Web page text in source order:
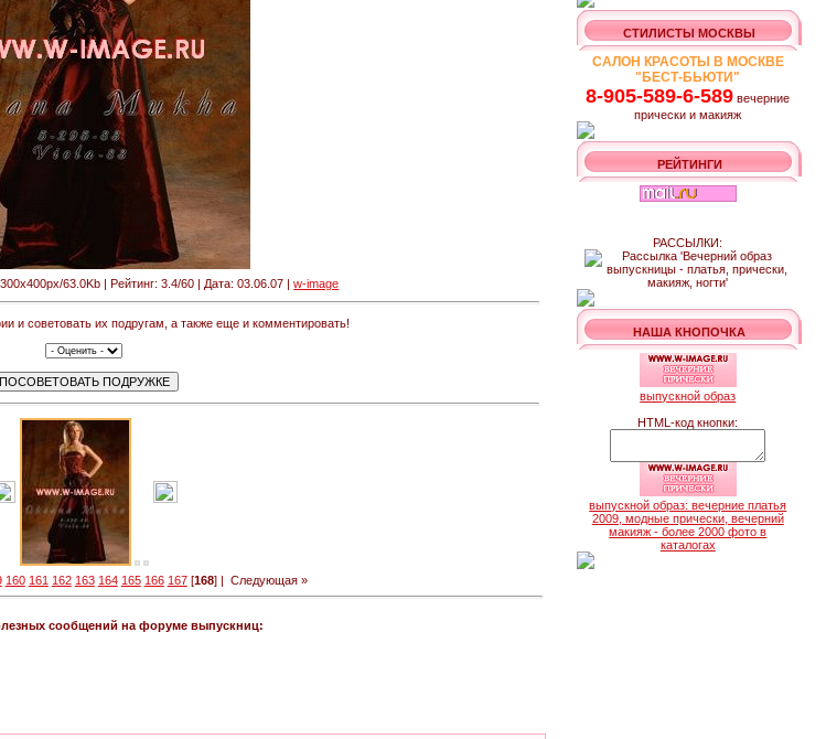
63.0Kb | Рейтинг: 3.4/60 | Дата: 03.06.07 |w-image
и советовать их подругам, а также еще и комментировать!
160 161 162 163 164 165 166 167[168] | Следующая »
сообщений на форуме выпускниц:
СТИЛИСТЫ МОСКВЫ
САЛОН КРАСОТЫ В МОСКВЕ
"БЕСТ-БЬЮТИ"
8-905-589-6-589 вечерние
прически и макияж
РЕЙТИНГИ
РАССЫЛКИ:
НАША КНОПОЧКА
выпускной образ
HTML-код кнопки:
выпускной образ: вечерние платья
2009, модные прически, вечерний
макияж - более 2000 фото в
каталогах